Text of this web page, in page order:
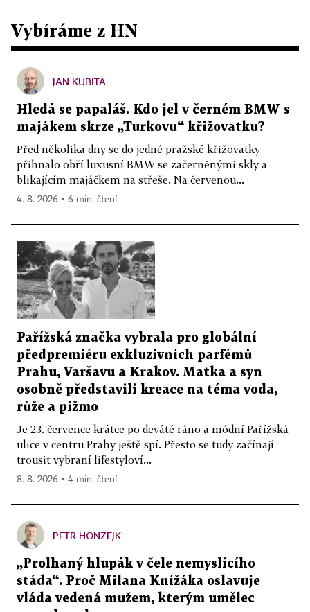
Vybíráme z HN
JAN KUBITA
Hledá se papaláš. Kdo jel v černém BMW s
majákem skrze „Turkovu“ křižovatku?
Před několika dny se do jedné pražské křižovatky
přihnalo obří luxusní BMW se začerněnými skly a
blikajícím majáčkem na střeše. Na červenou...
4. 8. 2026 ▪ 6 min. čtení
Pařížská značka vybrala pro globální
předpremiéru exkluzivních parfémů
Prahu, Varšavu a Krakov. Matka a syn
osobně představili kreace na téma voda,
růže a pižmo
Je 23. července krátce po deváté ráno a módní Pařížská
ulice v centru Prahy ještě spí. Přesto se tudy začínají
trousit vybraní lifestyloví...
8. 8. 2026 ▪ 4 min. čtení
PETR HONZEJK
„Prolhaný hlupák v čele nemyslícího
stáda“. Proč Milana Knížáka oslavuje
vláda vedená mužem, kterým umělec